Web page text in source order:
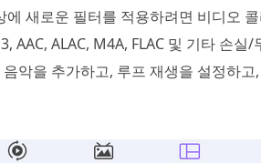
에 새로운 필터를 적용하려면 비디오
AAC, ALAC, M4A, FLAC 및 기타 손
악을 추가하고, 루프 재생을 설정하